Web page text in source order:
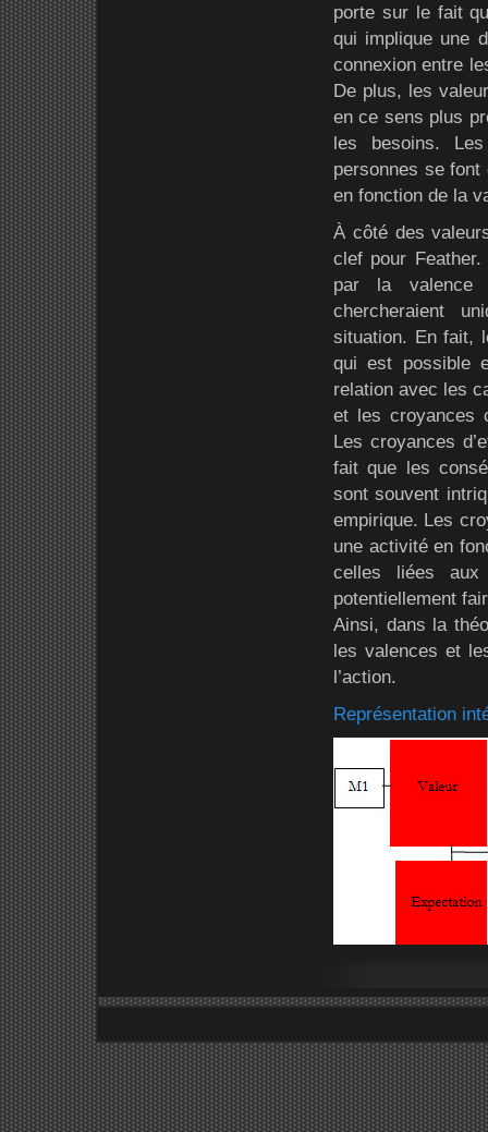
porte sur le fait
qui implique une
connexion entre
De plus, les
en ce sens plus
les besoins.
personnes se
en fonction de la
À côté des
clef pour
par la valence
chercheraient
situation. En fait,
qui est possible
relation avec les
et les croyances
Les croyances
fait que les
sont souvent
empirique. Les
une activité en
celles liées aux
potentiellement
Ainsi, dans la
les valences et
l’action.
Représentation